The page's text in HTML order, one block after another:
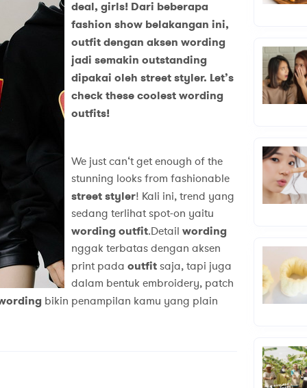
deal, girls! Dari beberapa
fashion show belakangan ini,
outfit dengan aksen wording
jadi semakin outstanding
dipakai oleh street styler. Let’s
check these coolest wording
outfits!
We just can‘t get enough of the
stunning looks from fashionable
street styler! Kali ini, trend yang
sedang terlihat spot-on yaitu
wording outfit.Detail wording
nggak terbatas dengan aksen
print pada outfitsaja, tapi juga
dalam bentuk embroidery, patch
bikin penampilan kamu yang plain